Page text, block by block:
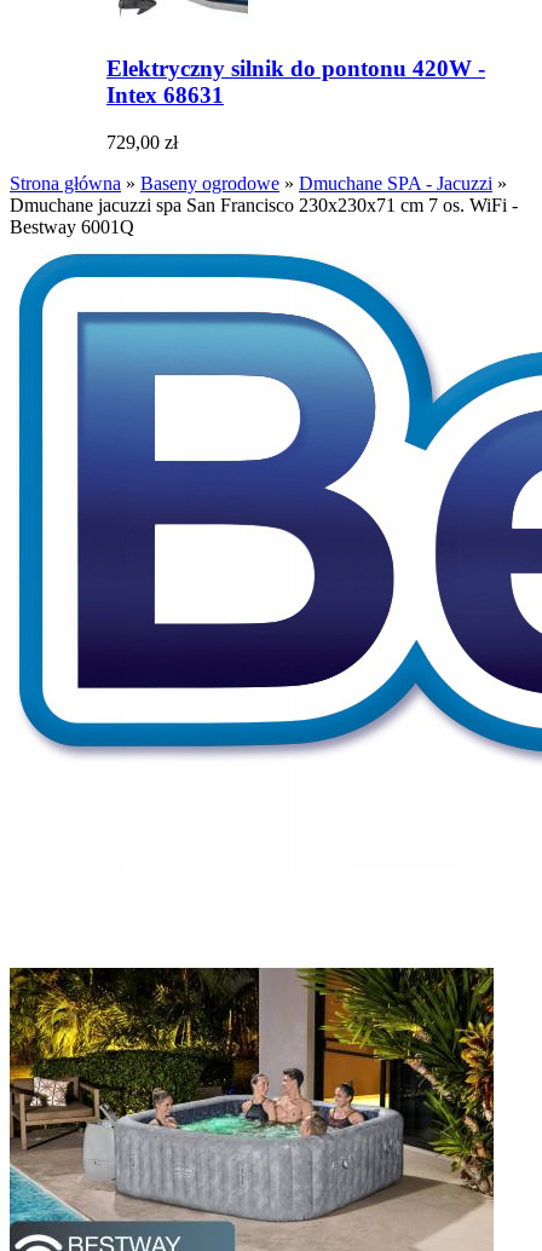
Elektryczny silnik do pontonu 420W -
Intex 68631
729,00 zł
Strona główna » Baseny ogrodowe » Dmuchane SPA - Jacuzzi »
Dmuchane jacuzzi spa San Francisco 230x230x71 cm 7 os. WiFi -
Bestway 6001Q